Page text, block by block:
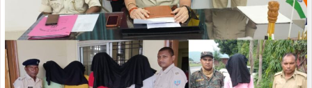
सरायकेलाः जिले के अलग- अलग थानों से 14 वारंटी
गिरफ्तार, भेजे गए सलाखों के पीछे…
ByBalram Panda
Published on: August 5, 2024